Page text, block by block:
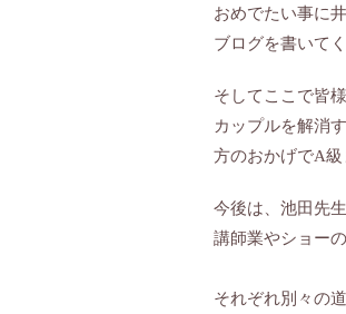
おめでたい事に
ブログを書いて
そしてここで皆
カップルを解消
方のおかげでA級
今後は、池田先
講師業やショー
それぞれ別々の